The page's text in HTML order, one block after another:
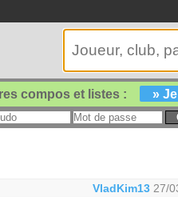
compos et listes : »
VladKim13 27/